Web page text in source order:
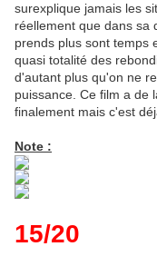
surexplique jamais les
réellement que dans sa
prends plus sont temps
quasi totalité des
d'autant plus qu'on ne
puissance. Ce film a de
finalement mais c'est
Note :
15/20